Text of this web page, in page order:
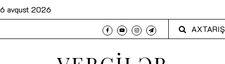
6 avqust 2026
AXTARIŞ